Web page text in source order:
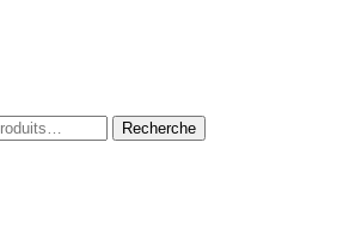
Recherche